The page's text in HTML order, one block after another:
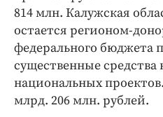
814 млн. Калужская
остается регионом-
федерального бюджета
существенные
национальных проектов.
млрд. 206 млн. рублей.